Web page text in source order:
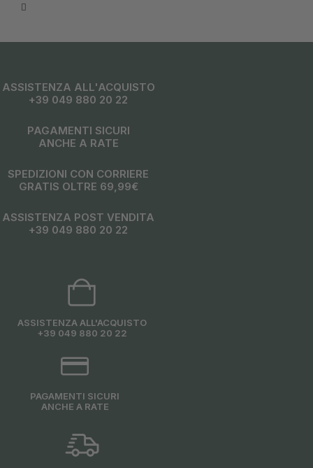
ASSISTENZA ALL'ACQUISTO
+39 049 880 20 22
PAGAMENTI SICURI
ANCHE A RATE
SPEDIZIONI CON CORRIERE
GRATIS OLTRE 69,99€
ASSISTENZA POST VENDITA
+39 049 880 20 22
ASSISTENZA ALL'ACQUISTO
+39 049 880 20 22
PAGAMENTI SICURI
ANCHE A RATE